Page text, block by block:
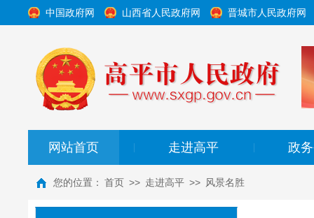
中国政府网 山西省人民政府网 晋城市人民政府网
网站首页 走进高平 政
您的位置： 首页 >> 走进高平 >> 风景名胜